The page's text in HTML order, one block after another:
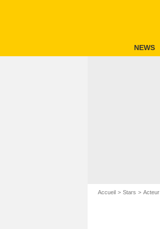
NEWS
Accueil Stars Acteur